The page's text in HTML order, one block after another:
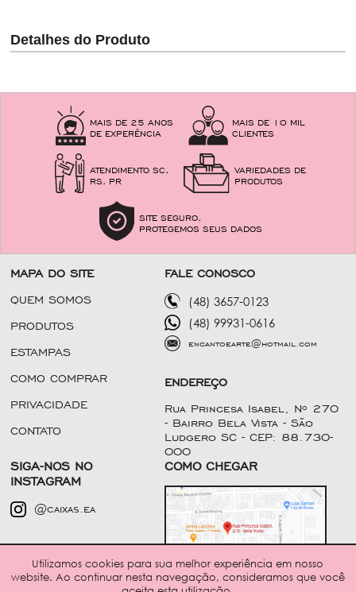
Detalhes do Produto
Utilizamos cookies para sua melhor experiência em nosso
website. Ao continuar nesta navegação, consideramos que você
MAIS DE 25 ANOS
DE EXPERÊNCIA
MAIS DE 10 MIL
CLIENTES
ATENDIMENTO SC,
RS, PR
VARIEDADES DE
PRODUTOS
SITE SEGURO,
PROTEGEMOS SEUS DADOS
MAPA DO SITE
QUEM SOMOS
PRODUTOS
ESTAMPAS
COMO COMPRAR
PRIVACIDADE
CONTATO
FALE CONOSCO
(48) 3657-0123
(48) 99931-0616
encantoearte@hotmail.com
ENDEREÇO
Rua Princesa Isabel, Nº 270
- Bairro Bela Vista - São
Ludgero SC - CEP: 88.730-
000
SIGA-NOS NO
INSTAGRAM
@caixas.ea
COMO CHEGAR